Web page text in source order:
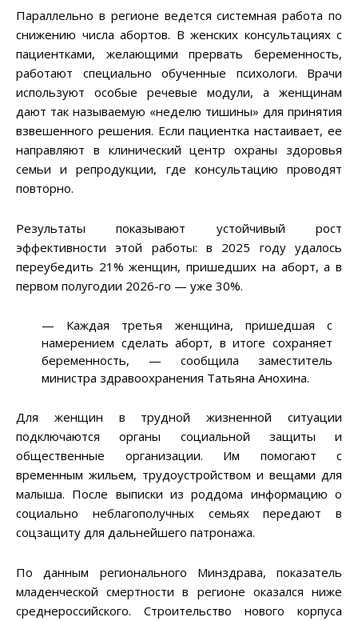
Параллельно в регионе ведется системная работа по
снижению числа абортов. В женских консультациях с
пациентками, желающими прервать беременность,
работают специально обученные психологи. Врачи
используют особые речевые модули, а женщинам
дают так называемую «неделю тишины» для принятия
взвешенного решения. Если пациентка настаивает, ее
направляют в клинический центр охраны здоровья
семьи и репродукции, где консультацию проводят
повторно.
Результаты показывают устойчивый рост
эффективности этой работы: в 2025 году удалось
переубедить 21% женщин, пришедших на аборт, а в
первом полугодии 2026-го — уже 30%.
— Каждая третья женщина, пришедшая с
намерением сделать аборт, в итоге сохраняет
беременность, — сообщила заместитель
министра здравоохранения Татьяна Анохина.
Для женщин в трудной жизненной ситуации
подключаются органы социальной защиты и
общественные организации. Им помогают с
временным жильем, трудоустройством и вещами для
малыша. После выписки из роддома информацию о
социально неблагополучных семьях передают в
соцзащиту для дальнейшего патронажа.
По данным регионального Минздрава, показатель
младенческой смертности в регионе оказался ниже
среднероссийского. Строительство нового корпуса